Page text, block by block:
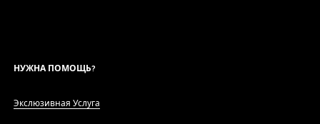
НУЖНА ПОМОЩЬ?
Экслюзивная Услуга